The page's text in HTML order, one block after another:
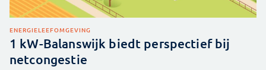
ENERGIELEEFOMGEVING
1 kW-Balanswijk biedt perspectief bij
netcongestie